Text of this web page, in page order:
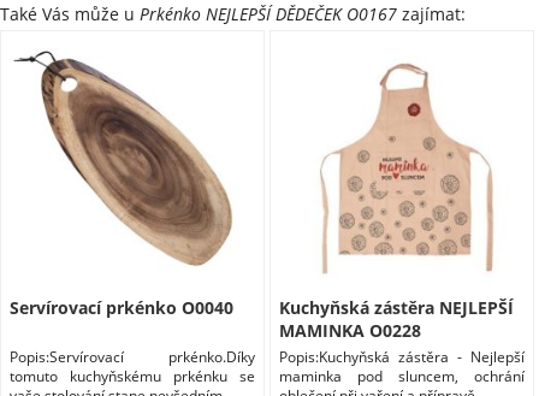
Shrnutí parametrů:
Materiál: Dřevo
Barva: Příro #DCCB96
Styly a Motivy: Obdelník
Také Vás může u Prkénko NEJLEPŠÍ DĚDEČEK O0167 zajímat:
Servírovací prkénko O0040
Popis:Servírovací prkénko.Díky
tomuto kuchyňskému prkénku se
Kuchyňská zástěra NEJLEPŠÍ
MAMINKA O0228
Popis:Kuchyňská zástěra - Nejlepší
maminka pod sluncem, ochrání